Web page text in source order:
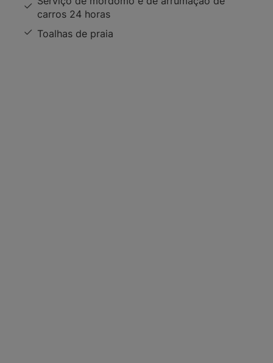
carros 24 horas
Toalhas de praia